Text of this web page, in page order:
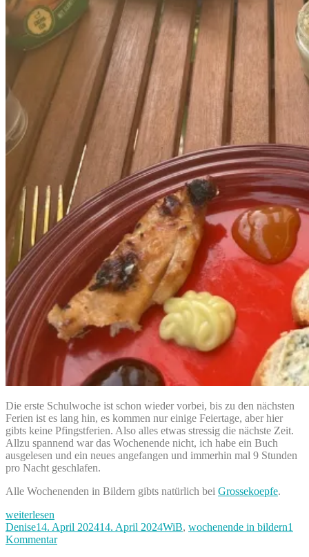
Die erste Schulwoche ist schon wieder vorbei, bis zu den nächsten
Ferien ist es lang hin, es kommen nur einige Feiertage, aber hier
gibts keine Pfingstferien. Also alles etwas stressig die nächste Zeit.
Allzu spannend war das Wochenende nicht, ich habe ein Buch
ausgelesen und ein neues angefangen und immerhin mal 9 Stunden
pro Nacht geschlafen.
Alle Wochenenden in Bildern gibts natürlich bei Grossekoepfe.
„Faules
Wochenende
–
weiterlesen
Autor
DeniseVeröffentlicht
am
14. April 202414. April 2024Kategorien
WiB, wochenende in bildern1
Kommentarzu